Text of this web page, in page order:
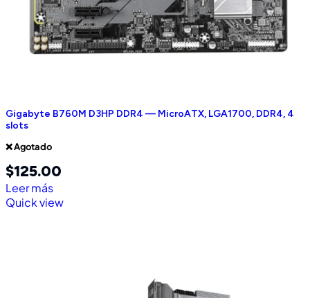
Gigabyte B760M D3HP DDR4 — MicroATX, LGA1700, DDR4, 4
slots
❌ Agotado
$125.00
Leer más
Quick view